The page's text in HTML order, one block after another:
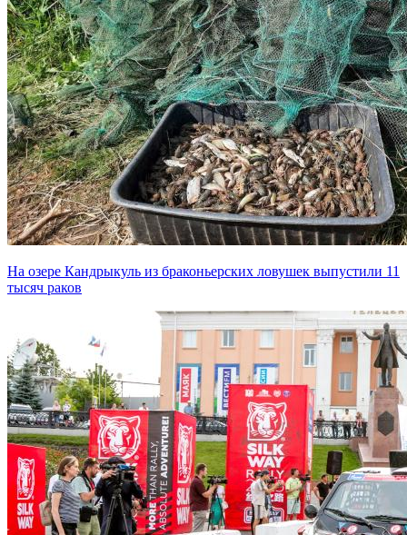
На озере Кандрыкуль из браконьерских ловушек выпустили 11
тысяч раков